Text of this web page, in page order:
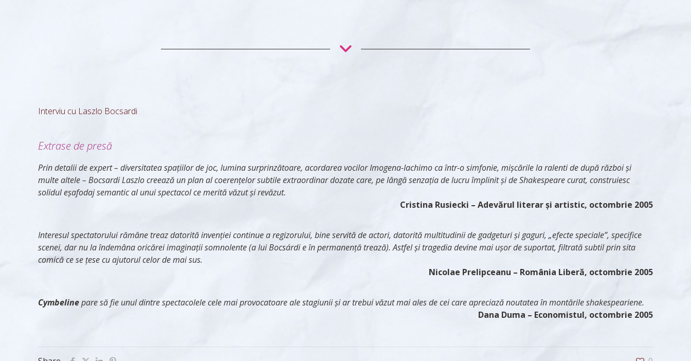
Interviu cu Laszlo Bocsardi
Extrase de presă
Prin detalii de expert – diversitatea spațiilor de joc, lumina surprinzătoare, acordarea vocilor Imogena-Iachimo ca într-o simfonie, mișcările la ralenti de după război și
multe altele – Bocsardi Laszlo creează un plan al coerențelor subtile extraordinar dozate care, pe lângă senzația de lucru împlinit și de Shakespeare curat, construiesc
solidul eșafodaj semantic al unui spectacol ce merită văzut și revăzut.
Cristina Rusiecki – Adevărul literar și artistic, octombrie 2005
Interesul spectatorului rămâne treaz datorită invenției continue a regizorului, bine servită de actori, datorită multitudinii de gadgeturi și gaguri, „efecte speciale”, specifice
scenei, dar nu la îndemâna oricărei imaginații somnolente (a lui Bocsárdi e în permanență trează). Astfel și tragedia devine mai ușor de suportat, filtrată subtil prin sita
comică ce se țese cu ajutorul celor de mai sus.
Nicolae Prelipceanu – România Liberă, octombrie 2005
Cymbelinepare să fie unul dintre spectacolele cele mai provocatoare ale stagiunii și ar trebui văzut mai ales de cei care apreciază noutatea în montările shakespeariene.
Dana Duma – Economistul, octombrie 2005